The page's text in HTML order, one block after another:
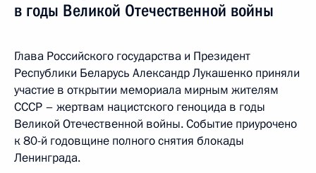
в годы Великой Отечественной войны
Глава Российского государства и Президент
Республики Беларусь Александр Лукашенко приняли
участие в открытии мемориала мирным жителям
СССР – жертвам нацистского геноцида в годы
Великой Отечественной войны. Событие приурочено
к 80-й годовщине полного снятия блокады
Ленинграда.